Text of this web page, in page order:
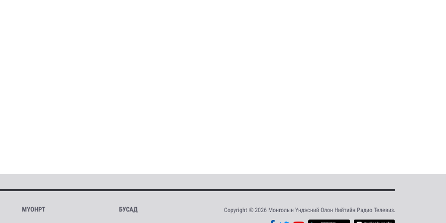
МҮОНРТ БУСАД Copyright © 2026 Монголын Үндэсний Олон Нийтийн Радио Телевиз.